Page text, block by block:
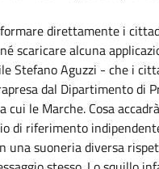
direttamente i
scaricare alcuna
Stefano Aguzzi - che i
dal Dipartimento di
le Marche. Cosa
di riferimento
una suoneria diversa